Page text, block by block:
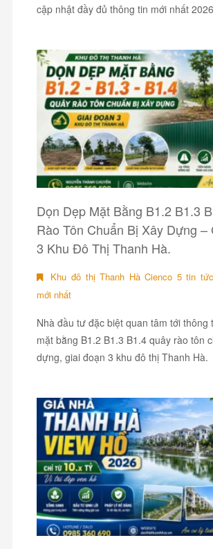
cập nhật đầy đủ thông tin mới nhất
Dọn Dẹp Mặt Bằng B1.2 B1.3
Rào Tôn Chuẩn Bị Xây Dựng
3 Khu Đô Thị Thanh Hà.
Khu đô thị Thanh Hà Cienco 5 tin tức
mới nhất
Nhà đầu tư đặc biệt quan tâm tới thông
mặt bằng B1.2 B1.3 B1.4 quây rào tôn
dựng, giai đoạn 3 khu đô thị Thanh Hà.